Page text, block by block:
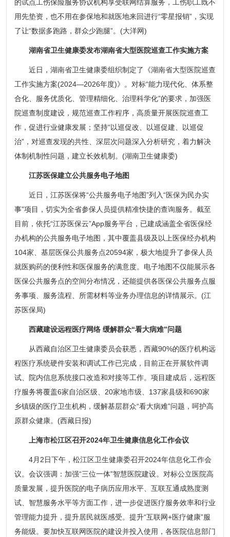
的试点工伤保险服务协议机构享受联网结算服务，工伤职工既不
用先垫资，也不用在参保地和就医地来回进行“零星报销”，实现
了让“数据多跑路，群众少跑腿”。(大洋网)
湖南省卫生健康委发布湖南省大型医院巡查工作实施方案
近日，湖南省卫生健康委组织制定了《湖南省大型医院巡查
工作实施方案(2024—2026年度)》。对标“能力现代化、体系整
合化、服务优质化、管理精细化、治理科学化”的要求，加强医
院巡查制度建设，规范巡查工作程序，高质量开展医院巡查工
作，促进行业健康发展；坚持“以巡促改、以巡促建、以巡促
治”，对巡查发现的共性、深层次问题深入分析研究，着力解决
体制机制性问题，建立长效机制。(湖南卫生健康委)
江苏医保建立公共服务电子地图
近日，江苏医保将“公共服务电子地图”列入“医保为民办实
事”项目，切实为全省参保人员提供精准快捷的查询服务。截至
目前，依托“江苏医保云”App服务平台，已建成涵盖全省医保经
办机构的公共服务电子地图，其中覆盖县级及以上医保经办机构
104家、基层医保公共服务点20594家，极大地提升了参保人员
就医购药的便利性和医保服务的满意度。电子地图不仅能展示各
医保公共服务点的空间分布情况，还能提供各医保公共服务点服
务事项、服务流程、所需材料等业务办理信息的详情展示。(江
苏医保局)
西藏建设远程医疗网络 缓解群众“看大病难”问题
从西藏自治区卫生健康委员会获悉，西藏90%的医疗机构远
程医疗系统硬件安装和调试工作已完成，目前正在开展软件调
试、院内信息系统接口改造和对接等工作。项目建成后，远程医
疗服务将覆盖6家自治区级、20家地市级、137家县级和690家
乡镇级的医疗卫生机构，缓解基层群众“看大病难”问题，呵护高
原群众健康。(西藏日报)
上海市松江区召开2024年卫生健康信息化工作会议
4月2日下午，松江区卫生健康委召开2024年信息化工作会
议。会议强调：加强“三位一体”智慧医院建设。对标公立医院高
质量发展，提升医院的电子病历应用水平、互联互通成熟度测
试、智慧服务水平等方面工作，进一步促进医疗服务效率和行业
管理能力提升，提升居民就医感受。提升“互联网+医疗健康”服
务能级。要加快互联网医院的建设并投入使用，各医院信息部门